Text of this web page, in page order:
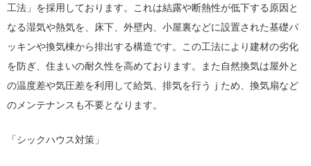
工法」を採用しております。これは結露や断熱性が低下する原因と
なる湿気や熱気を、床下、外壁内、小屋裏などに設置された基礎パ
ッキンや換気棟から排出する構造です。この工法により建材の劣化
を防ぎ、住まいの耐久性を高めております。また自然換気は屋外と
の温度差や気圧差を利用して給気、排気を行うｊため、換気扇など
のメンテナンスも不要となります。
「シックハウス対策」